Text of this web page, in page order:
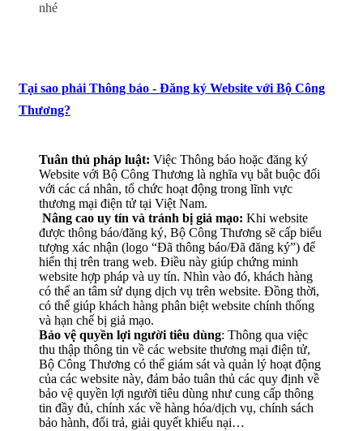
nhé
Tại sao phải Thông báo - Đăng ký Website với Bộ Công
Thương?
Tuân thủ pháp luật: Việc Thông báo hoặc đăng ký
Website với Bộ Công Thương là nghĩa vụ bắt buộc đối
với các cá nhân, tổ chức hoạt động trong lĩnh vực
thương mại điện tử tại Việt Nam.
Nâng cao uy tín và tránh bị giả mạo: Khi website
được thông báo/đăng ký, Bộ Công Thương sẽ cấp biểu
tượng xác nhận (logo “Đã thông báo/Đã đăng ký”) để
hiển thị trên trang web. Điều này giúp chứng minh
website hợp pháp và uy tín. Nhìn vào đó, khách hàng
có thể an tâm sử dụng dịch vụ trên website. Đồng thời,
có thể giúp khách hàng phân biệt website chính thống
và hạn chế bị giả mạo.
Bảo vệ quyền lợi người tiêu dùng: Thông qua việc
thu thập thông tin về các website thương mại điện tử,
Bộ Công Thương có thể giám sát và quản lý hoạt động
của các website này, đảm bảo tuân thủ các quy định về
bảo vệ quyền lợi người tiêu dùng như cung cấp thông
tin đầy đủ, chính xác về hàng hóa/dịch vụ, chính sách
bảo hành, đổi trả, giải quyết khiếu nại…